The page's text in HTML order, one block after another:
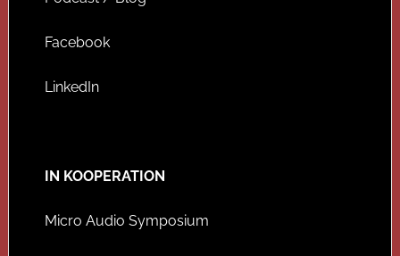
Facebook
LinkedIn
IN KOOPERATION
Micro Audio Symposium